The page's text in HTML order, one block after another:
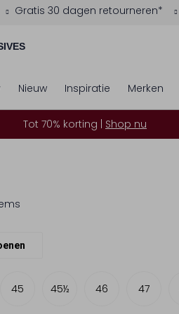
Gratis 30 dagen retourneren*
Nieuw Inspiratie Merken
Tot 70% korting | Shop nu
45 45½ 46 47